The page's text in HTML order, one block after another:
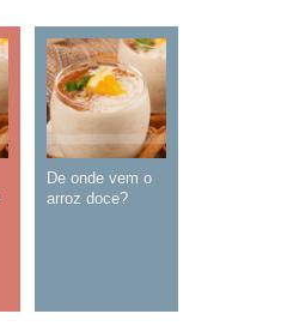
De onde vem o
arroz doce?